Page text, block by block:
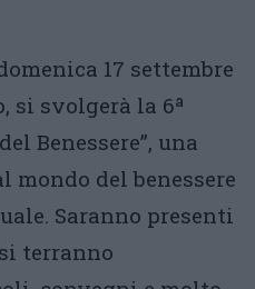
17 settembre
si svolgerà la 6ª
Benessere”, una
mondo del benessere
Saranno presenti
terranno